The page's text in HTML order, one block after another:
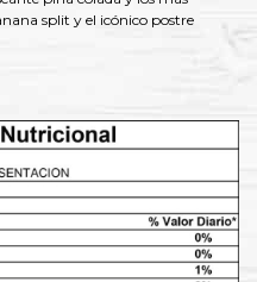
split y el icónico postre